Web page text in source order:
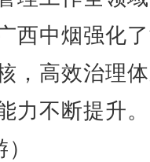
西中烟强化
，高效治理
力不断提升